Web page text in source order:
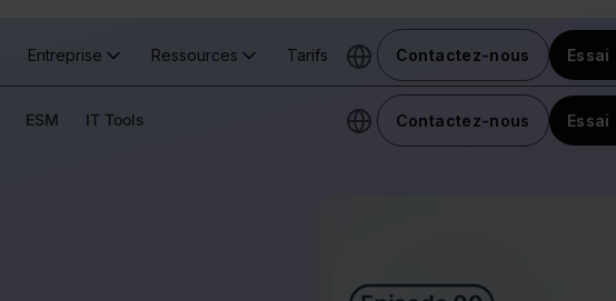
Entreprise Ressources Tarifs Contactez-nous
ESM IT Tools Contactez-nous